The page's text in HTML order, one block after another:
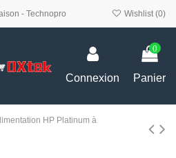
- Technopro Wishlist (0)
Connexion
0
Panier
HP Platinum à